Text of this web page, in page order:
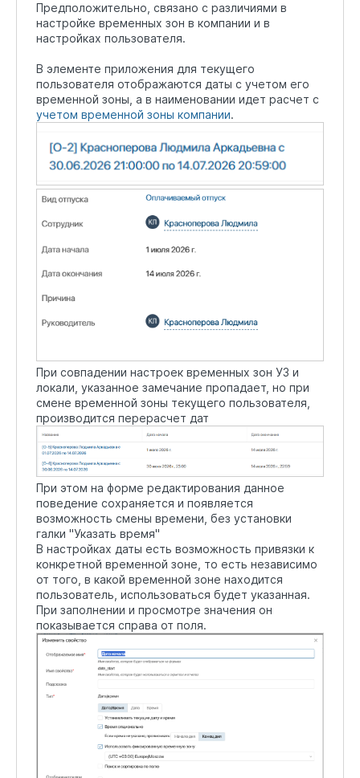
Предположительно, связано с различиями в
настройке временных зон в компании и в
настройках пользователя.
В элементе приложения для текущего
пользователя отображаются даты с учетом его
временной зоны, а в наименовании идет расчет с
учетом временной зоны компании.
При совпадении настроек временных зон УЗ и
локали, указанное замечание пропадает, но при
смене временной зоны текущего пользователя,
производится перерасчет дат
При этом на форме редактирования данное
поведение сохраняется и появляется
возможность смены времени, без установки
галки "Указать время"
В настройках даты есть возможность привязки к
конкретной временной зоне, то есть независимо
от того, в какой временной зоне находится
пользователь, использоваться будет указанная.
При заполнении и просмотре значения он
показывается справа от поля.